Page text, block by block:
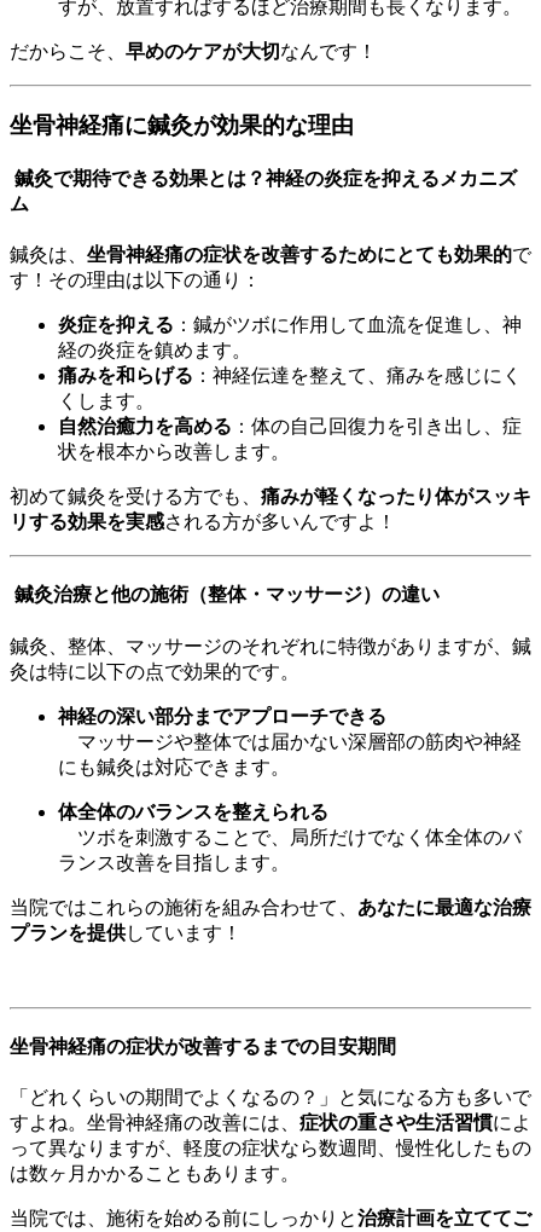
すが、放置すればするほど治療期間も長くなります。
だからこそ、 早めのケアが大切なんです！
坐骨神経痛に鍼灸が効果的な理由
鍼灸で期待できる効果とは？神経の炎症を抑えるメカニズ
ム
鍼灸は、 坐骨神経痛の症状を改善するためにとても効果的で
す！その理由は以下の通り：
炎症を抑える ：鍼がツボに作用して血流を促進し、神
経の炎症を鎮めます。
痛みを和らげる ：神経伝達を整えて、痛みを感じにく
くします。
自然治癒力を高める ：体の自己回復力を引き出し、症
状を根本から改善します。
初めて鍼灸を受ける方でも、 痛みが軽くなったり体がスッキ
リする効果を実感される方が多いんですよ！
鍼灸治療と他の施術（整体・マッサージ）の違い
鍼灸、整体、マッサージのそれぞれに特徴がありますが、鍼
灸は特に以下の点で効果的です。
神経の深い部分までアプローチできる
マッサージや整体では届かない深層部の筋肉や神経
にも鍼灸は対応できます。
体全体のバランスを整えられる
ツボを刺激することで、局所だけでなく体全体のバ
ランス改善を目指します。
当院ではこれらの施術を組み合わせて、 あなたに最適な治療
プランを提供しています！
坐骨神経痛の症状が改善するまでの目安期間
「どれくらいの期間でよくなるの？」と気になる方も多いで
すよね。坐骨神経痛の改善には、 症状の重さや生活習慣によ
って異なりますが、軽度の症状なら数週間、慢性化したもの
は数ヶ月かかることもあります。
当院では、施術を始める前にしっかりと治療計画を立ててご